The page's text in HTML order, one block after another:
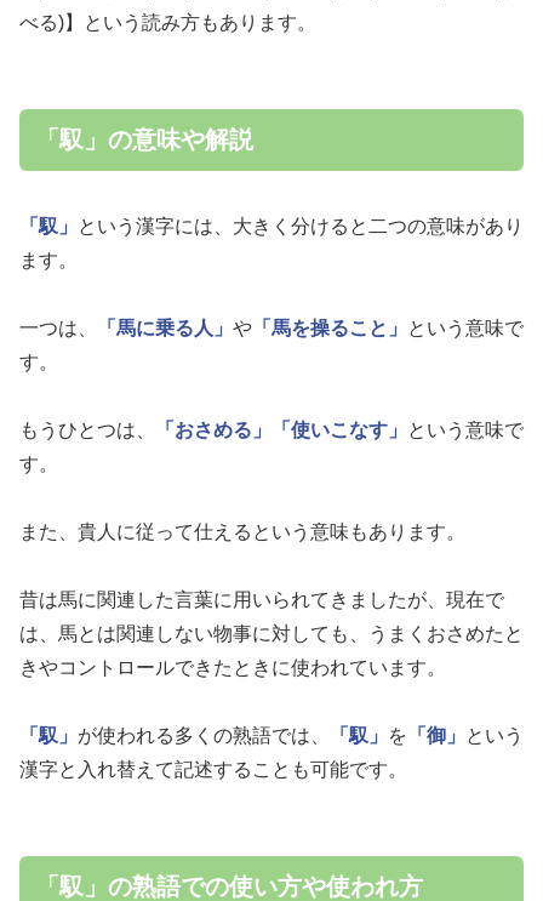
べる)】という読み方もあります。
「馭」の意味や解説
「馭」
という漢字には、大きく分けると二つの意味があり
ます。
一つは、 「馬に乗る人」 や 「馬を操ること」
という意味で
す。
もうひとつは、 「おさめる」 「使いこなす」
という意味で
す。
また、貴人に従って仕えるという意味もあります。
昔は馬に関連した言葉に用いられてきましたが、現在で
は、馬とは関連しない物事に対しても、うまくおさめたと
きやコントロールできたときに使われています。
「馭」 が使われる多くの熟語では、 「馭」 を 「御」
という
漢字と入れ替えて記述することも可能です。
「馭」の熟語での使い方や使われ方